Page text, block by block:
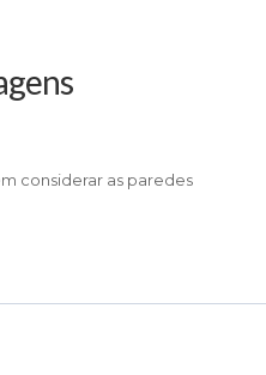
considerar as paredes